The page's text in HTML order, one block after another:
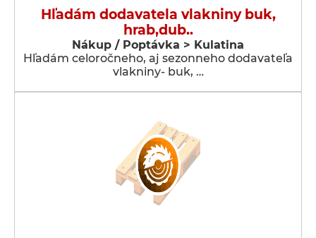
Hľadám dodavatela vlakniny buk,
hrab,dub..
Nákup / Poptávka > Kulatina
Hľadám celoročneho, aj sezonneho dodavateľa
vlakniny- buk, …